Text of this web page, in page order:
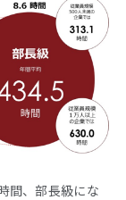
間、部長級にな